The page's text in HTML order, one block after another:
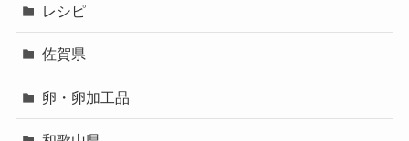
レシピ
佐賀県
卵・卵加工品